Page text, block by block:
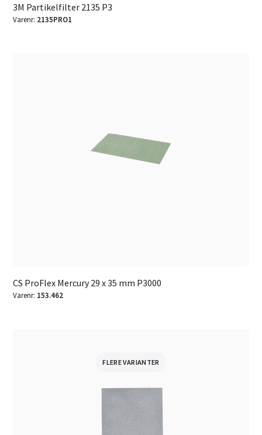
3M Partikelfilter 2135 P3
Varenr: 2135PRO1
CS ProFlex Mercury 29 x 35 mm P3000
Varenr: 153.462
FLERE VARIANTER